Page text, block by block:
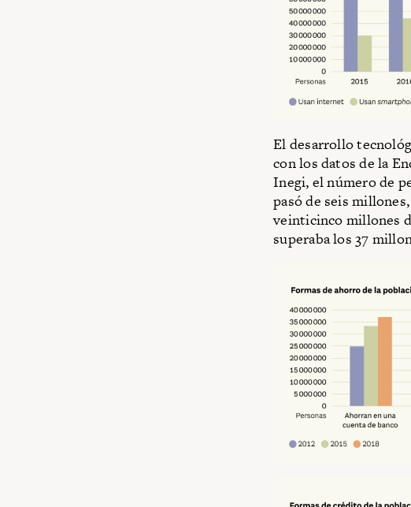
El desarrollo
con los datos de la
Inegi, el número de
pasó de seis
veinticinco millones
superaba los 37